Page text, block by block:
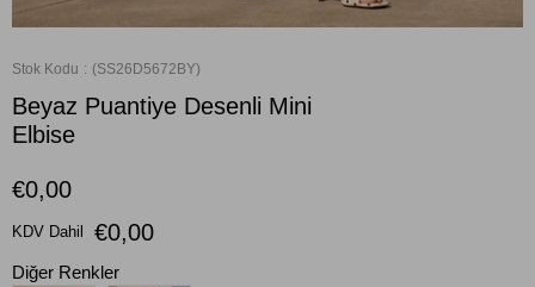
Stok Kodu (SS26D5672BY)
Beyaz Puantiye Desenli Mini
Elbise
€0,00
KDV Dahil €0,00
Diğer Renkler